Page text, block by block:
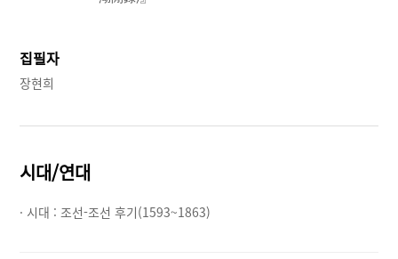
집필자
장현희
시대/연대
· 시대 :조선-조선 후기(1593~1863)